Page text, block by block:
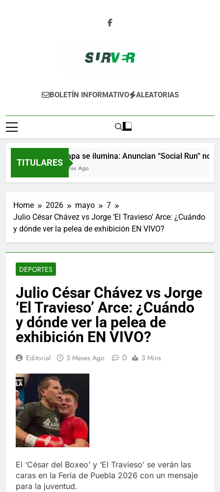
SURVER
BOLETÍN INFORMATIVO ALEATORIAS
TITULARES
Xalapa se ilumina: Anuncian “Social Run”
2 Horas Ago
Home 2026 mayo
7
Julio César Chávez vs Jorge ‘El Travieso’ Arce: ¿Cuándo
y dónde ver la pelea de exhibición EN VIVO?
DEPORTES
Julio César Chávez vs Jorge
‘El Travieso’ Arce: ¿Cuándo
y dónde ver la pelea de
exhibición EN VIVO?
Editorial 3 Meses Ago 0 3 Mins
El ‘César del Boxeo’ y ‘El Travieso’ se verán las
caras en la Feria de Puebla 2026 con un mensaje
para la juventud.